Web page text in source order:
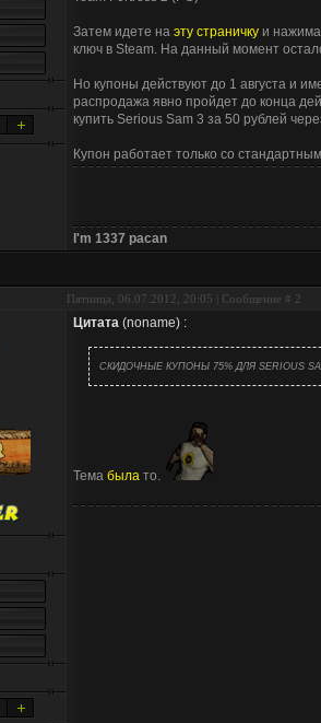
Затем идете на эту страничку и
ключ в Steam. На данный момент
Но купоны действуют до 1 августа и
распродажа явно пройдет до конца
купить Serious Sam 3 за 50 рублей
Купон работает только со
I'm 1337 pacan
Пятница, 06.07.2012, 20:05 | Сообщение # 2
Цитата (noname) :
СКИДОЧНЫЕ КУПОНЫ 75% ДЛЯ SERIOUS
Тема была то.